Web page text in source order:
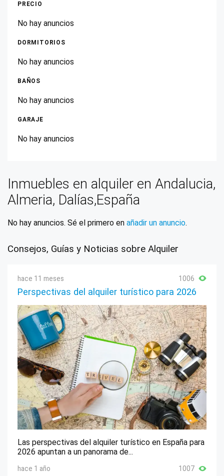
PRECIO
No hay anuncios
DORMITORIOS
No hay anuncios
BAÑOS
No hay anuncios
GARAJE
No hay anuncios
Inmuebles en alquiler en Andalucia,
Almeria, Dalías,España
No hay anuncios. Sé el primero en añadir un anuncio.
Consejos, Guías y Noticias sobre Alquiler
hace 11 meses 1006
Perspectivas del alquiler turístico para 2026
Las perspectivas del alquiler turístico en España para
2026 apuntan a un panorama de...
hace 1 año 1007